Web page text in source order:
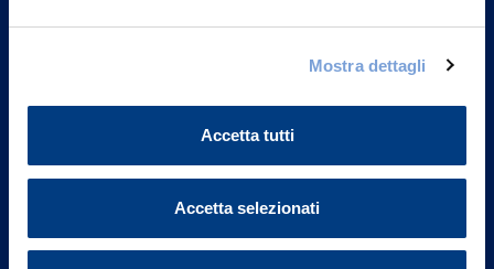
Mostra dettagli
Accetta tutti
Accetta selezionati
Vittoria Assicurazioni S.p.A.
Part. IVA 01329510158
FAQ